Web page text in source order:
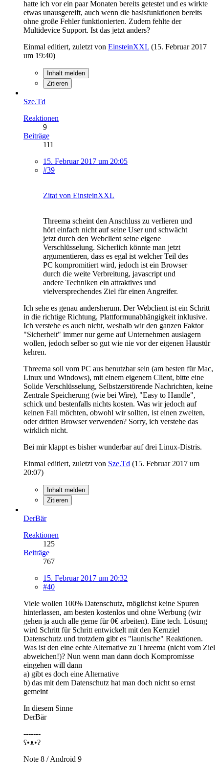
hatte ich vor ein paar Monaten bereits getestet und es wirkte
etwas unausgereift, auch wenn die basisfunktionen bereits
ohne große Fehler funktionierten. Zudem fehlte der
Multidevice Support. Ist das jetzt anders?
Einmal editiert, zuletzt von EinsteinXXL (15. Februar 2017
um 19:40)
Inhalt melden
Zitieren
Sze.Td
Reaktionen
9
Beiträge
111
15. Februar 2017 um 20:05
#39
Zitat von EinsteinXXL
Threema scheint den Anschluss zu verlieren und
hört einfach nicht auf seine User und schwächt
jetzt durch den Webclient seine eigene
Verschlüsselung. Sicherlich könnte man jetzt
argumentieren, dass es egal ist welcher Teil des
PC kompromitiert wird, jedoch ist ein Browser
durch die weite Verbreitung, javascript und
andere Techniken ein attraktives und
vielversprechendes Ziel für einen Angreifer.
Ich sehe es genau andersherum. Der Webclient ist ein Schritt
in die richtige Richtung, Plattformunabhängigkeit inklusive.
Ich verstehe es auch nicht, weshalb wir den ganzen Faktor
"Sicherheit" immer nur gerne auf Unternehmen auslagern
wollen, jedoch selber so gut wie nie vor der eigenen Haustür
kehren.
Threema soll vom PC aus benutzbar sein (am besten für Mac,
Linux und Windows), mit einem eigenem Client, bitte eine
Solide Verschlüsselung, Selbstzerstörende Nachrichten, keine
Zentrale Speicherung (wie bei Wire), "Easy to Handle",
schick und bestenfalls nichts kosten. Was wir jedoch auf
keinen Fall möchten, obwohl wir sollten, ist einen zweiten,
oder dritten Browser verwenden? Sorry, ich verstehe das
wirklich nicht.
Bei mir klappt es bisher wunderbar auf drei Linux-Distris.
Einmal editiert, zuletzt von Sze.Td (15. Februar 2017 um
20:07)
Inhalt melden
Zitieren
DerBär
Reaktionen
125
Beiträge
767
15. Februar 2017 um 20:32
#40
Viele wollen 100% Datenschutz, möglichst keine Spuren
hinterlassen, am besten kostenlos und ohne Werbung (wir
gehen ja auch alle gerne für 0€ arbeiten). Eine tech. Lösung
wird Schritt für Schritt entwickelt mit den Kernziel
Datenschutz und trotzdem gibt es "launische" Reaktionen.
Was ist den eine echte Alternative zu Threema (nicht vom Ziel
abweichen!)? Nun wenn man dann doch Kompromisse
eingehen will dann
a) gibt es doch eine Alternative
b) das mit dem Datenschutz hat man doch nicht so ernst
gemeint
In diesem Sinne
DerBär
-------
ʕ•ᴥ•ʔ
Note 8 / Android 9